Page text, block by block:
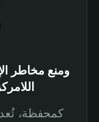
ومنع مخاطر
كمحفظة،